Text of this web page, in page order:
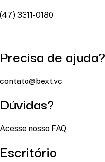
(47) 3311-0180
Precisa de ajuda?
contato@bext.vc
Dúvidas?
Acesse nosso FAQ
Escritório